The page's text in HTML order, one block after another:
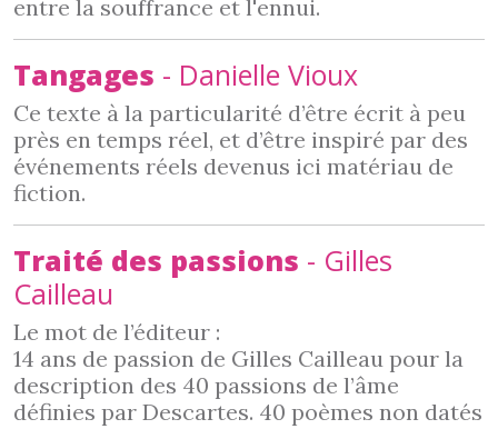
entre la souffrance et l'ennui.
Tangages - Danielle Vioux
Ce texte à la particularité d’être écrit à peu
près en temps réel, et d’être inspiré par des
événements réels devenus ici matériau de
fiction.
Traité des passions - Gilles
Cailleau
Le mot de l’éditeur :
14 ans de passion de Gilles Cailleau pour la
description des 40 passions de l’âme
définies par Descartes. 40 poèmes non datés